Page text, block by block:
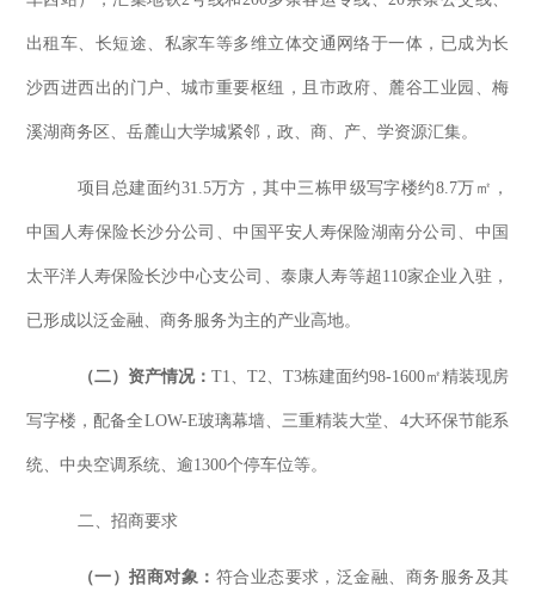
出租车、长短途、私家车等多维立体交通网络于一体，已成为长
沙西进西出的门户、城市重要枢纽，且市政府、麓谷工业园、梅
溪湖商务区、岳麓山大学城紧邻，政、商、产、学资源汇集。
项目总建面约31.5万方，其中三栋甲级写字楼约8.7万㎡，
中国人寿保险长沙分公司、中国平安人寿保险湖南分公司、中国
太平洋人寿保险长沙中心支公司、泰康人寿等超110家企业入驻，
已形成以泛金融、商务服务为主的产业高地。
（二）资产情况： T1、T2、T3栋建面约98-1600㎡精装现房
写字楼，配备全LOW-E玻璃幕墙、三重精装大堂、4大环保节能系
统、中央空调系统、逾1300个停车位等。
二、 招商要求
（一）招商对象： 符合业态要求，泛金融、商务服务及其